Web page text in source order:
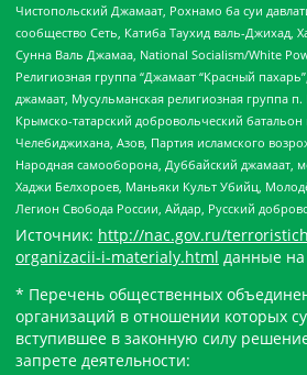
Чистопольский Джамаат, Рохнамо ба суи
сообщество Сеть, Катиба Таухид валь-Джихад,
Сунна Валь Джамаа, National Socialism/White
Религиозная группа “Джамаат “Красный
джамаат, Мусульманская религиозная группа
Крымско-татарский добровольческий
Челебиджихана, Азов, Партия исламского
Народная самооборона, Дуббайский джамаат,
Хаджи Белхороев, Маньяки Культ Убийц,
Легион Свобода России, Айдар, Русский
Источник: http://nac.gov.ru/
organizacii-i-materialy.html данные на
* Перечень общественных
организаций в отношении которых
вступившее в законную силу
запрете деятельности: